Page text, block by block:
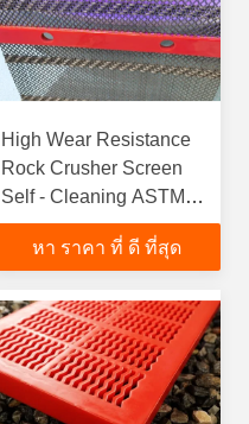
High Wear Resistance
Rock Crusher Screen
Self - Cleaning ASTM
Standard
หา ราคา ที่ ดี ที่สุด